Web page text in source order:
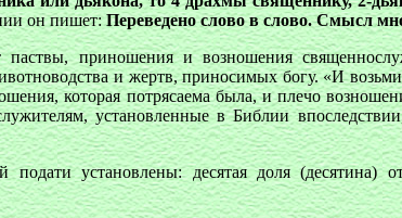
он пишет:Переведено слово в слово. Смысл
приношения и возношения
и жертв, приносимых богу. «И
которая потрясаема была, и плечо
установленные в Библии
установлены: десятая доля (десятина)